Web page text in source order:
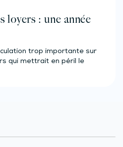
loyers : une année
trop importante sur
qui mettrait en péril le